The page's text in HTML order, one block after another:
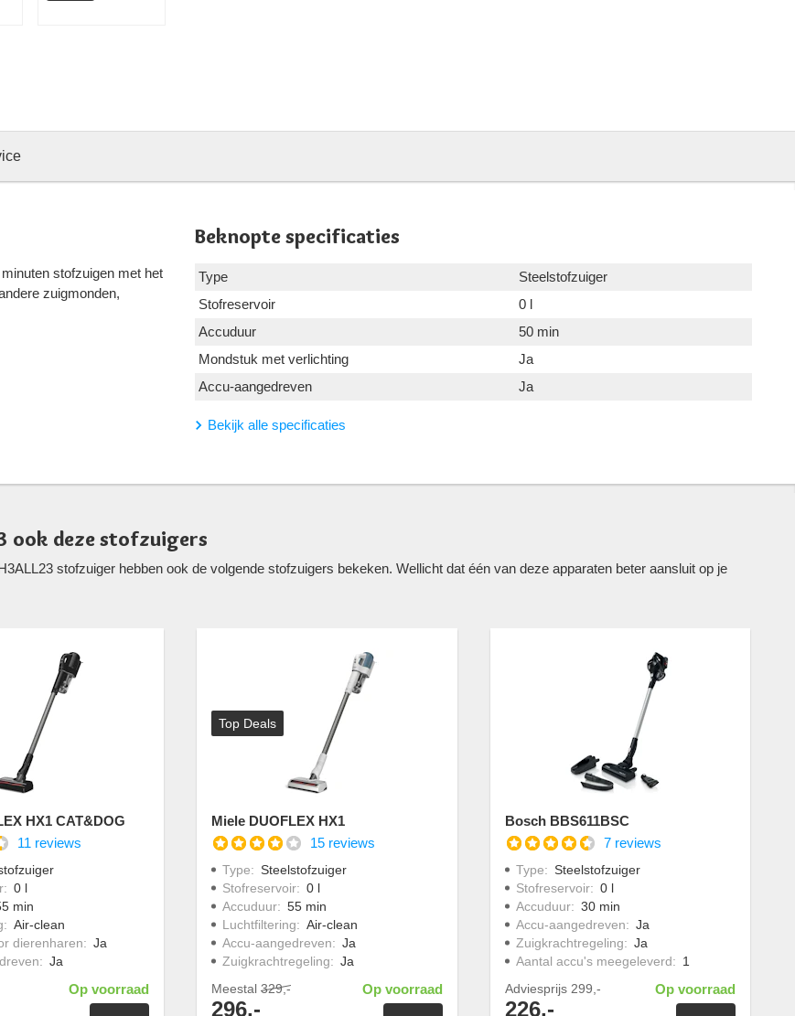
stofzuigen met het
zuigmonden,
Beknopte specificaties
Type
Steelstofzuiger
Stofreservoir
0 l
Accuduur
50 min
Mondstuk met verlichting
Ja
Accu-aangedreven
Ja
Bekijk alle specificaties
ook deze stofzuigers
stofzuiger hebben ook de volgende stofzuigers bekeken. Wellicht dat één van deze apparaten beter aansluit op je
HX1 CAT&DOG
11 reviews
: 0 l
min
: Air-clean
dierenharen: Ja
: Ja
Op voorraad
Top Deals
Miele DUOFLEX HX1
15 reviews
Type: Steelstofzuiger
Stofreservoir: 0 l
Accuduur: 55 min
Luchtfiltering: Air-clean
Accu-aangedreven: Ja
Zuigkrachtregeling: Ja
Meestal 329,-
296,-
Op voorraad
Bosch BBS611BSC
7 reviews
Type: Steelstofzuiger
Stofreservoir: 0 l
Accuduur: 30 min
Accu-aangedreven: Ja
Zuigkrachtregeling: Ja
Aantal accu's meegeleverd: 1
Adviesprijs 299,-
226,-
Op voorraad